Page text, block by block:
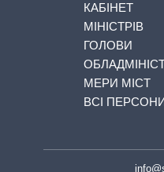
КАБІНЕТ
МІНІСТРІВ
ГОЛОВИ
МЕРИ МІСТ
ВСІ